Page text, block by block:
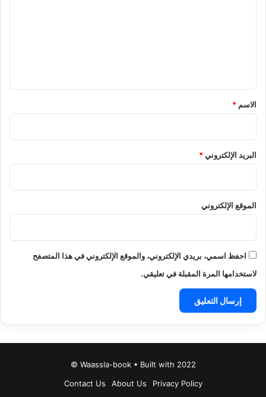
*
الاسم *
البريد الإلكتروني*
الموقع الإلكتروني
احفظ اسمي، بريدي الإلكتروني، والموقع الإلكتروني في هذا المتصفح
لاستخدامها المرة المقبلة في تعليقي.
Waassla-book • Built with 2022 ©
Privacy Policy
About Us
Contact Us